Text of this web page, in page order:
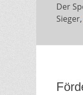
Der
Sieger,